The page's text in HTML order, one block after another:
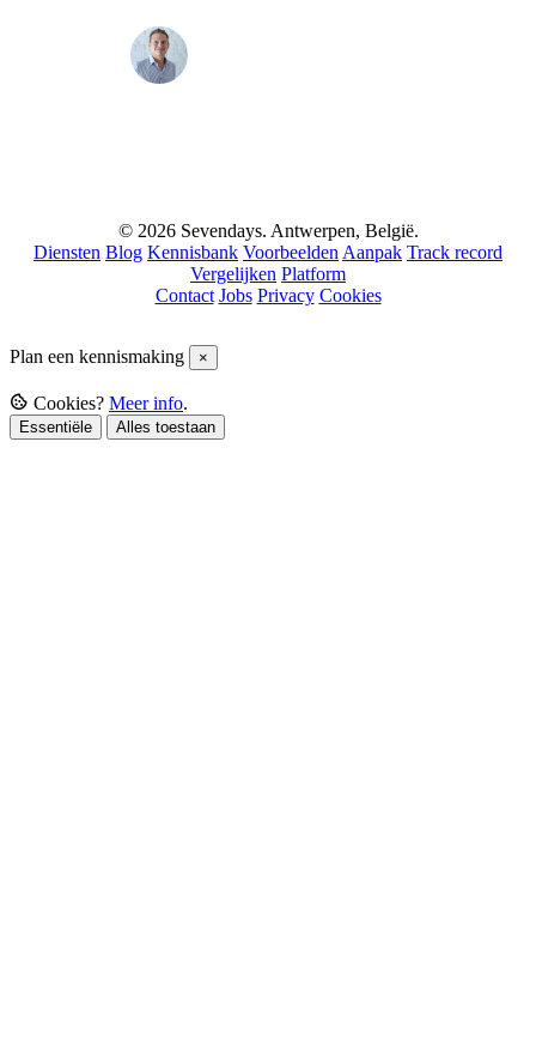
© 2026 Sevendays. Antwerpen, België.
Diensten Blog Kennisbank Voorbeelden Aanpak Track record
Vergelijken Platform
Contact Jobs Privacy Cookies
Plan een kennismaking ×
Cookies? Meer info.
Essentiële Alles toestaan